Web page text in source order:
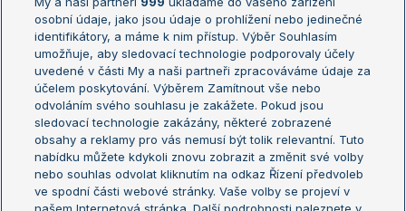
Žebříček ATP (muži)
Žebříček WTA (ženy)
Sázkařský žebříček
Australian Open
French Open
Wimbledon
US Open
Turnaj mistrů
Turnaj mistryň
Aktualní trendy
Fotbalové přestupy
osobní údaje, jako jsou údaje o prohlížení nebo jedinečné
identifikátory, a máme k nim přístup. Výběr Souhlasím
umožňuje, aby sledovací technologie podporovaly účely
uvedené v části My a naši partneři zpracováváme údaje za
účelem poskytování. Výběrem Zamítnout vše nebo
odvoláním svého souhlasu je zakážete. Pokud jsou
sledovací technologie zakázány, některé zobrazené
obsahy a reklamy pro vás nemusí být tolik relevantní. Tuto
nabídku můžete kdykoli znovu zobrazit a změnit své volby
nebo souhlas odvolat kliknutím na odkaz Řízení předvoleb
ve spodní části webové stránky. Vaše volby se projeví v